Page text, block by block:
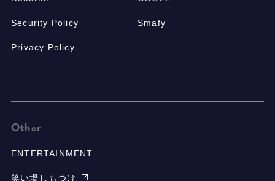
Security Policy
Privacy Policy
Smafy
Other
ENTERTAINMENT
笑い場しもつけ